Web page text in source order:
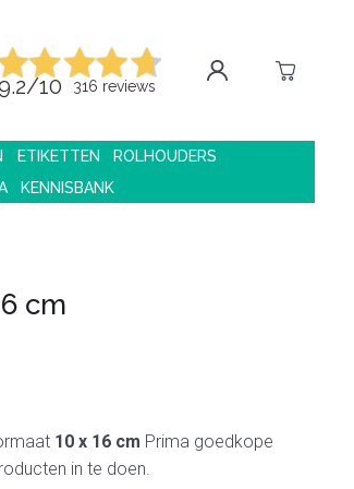
10 316 reviews
ETIKETTEN
ROLHOUDERS
KENNISBANK
cm
10 x 16 cm Prima goedkope
in te doen.